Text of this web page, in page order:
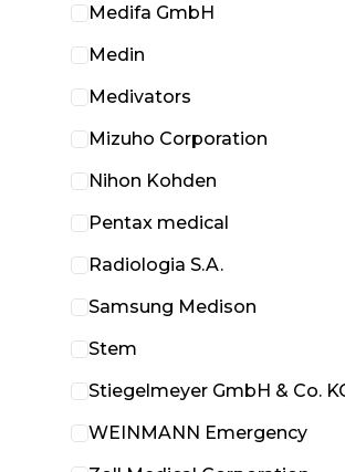
Medifa GmbH
Medin
Medivators
Mizuho Corporation
Nihon Kohden
Pentax medical
Radiologia S.A.
Samsung Medison
Stem
Stiegelmeyer GmbH & Co.
WEINMANN Emergency